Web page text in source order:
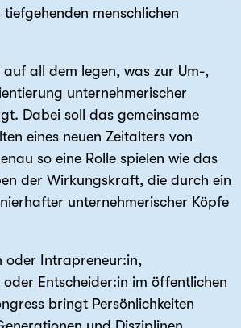
menschlichen
all dem legen, was zur Um-,
unternehmerischer
Dabei soll das gemeinsame
eines neuen Zeitalters von
so eine Rolle spielen wie das
der Wirkungskraft, die durch ein
unternehmerischer Köpfe
oder Intrapreneur:in,
Entscheider:in im öffentlichen
bringt Persönlichkeiten